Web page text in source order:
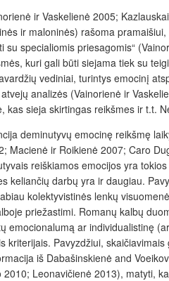
ir Vaskelienė 2005;
ir maloninės) rašoma
specialiomis priesagomis“
kuri gali būti siejama tiek su
vediniai, turintys emocinį
analizės (Vainorienė ir
kas sieja skirtingas reikšmes ir t.t.
deminutyvų emocinę reikšmę
Macienė ir Roikienė 2007; Caro
reiškiamos emocijos yra
keliančių darbų yra ir daugiau.
kolektyvistinės lenkų
priežastimi. Romanų kalbų
emocionalumą ar individualistinę
kriterijais. Pavyzdžiui,
iš Dabašinskienė and
Leonavičienė 2013), matyti,